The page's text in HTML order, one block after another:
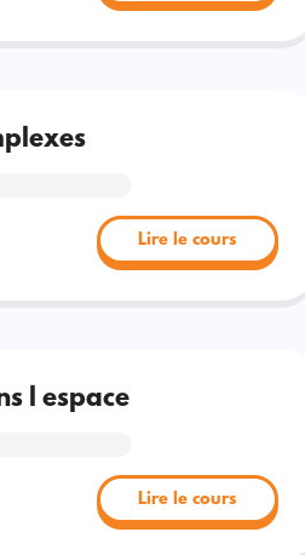
Lire le cours
l espace
Lire le cours